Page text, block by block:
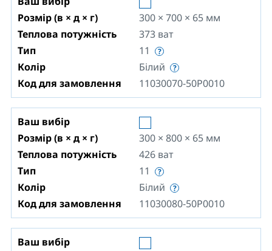
Розмір (в × д × г)
300 × 700 × 65 мм
Теплова потужність
373 ват
Тип
11
Колір
Білий
Код для замовлення
11030070-50P0010
Ваш вибір
Розмір (в × д × г)
300 × 800 × 65 мм
Теплова потужність
426 ват
Тип
11
Колір
Білий
Код для замовлення
11030080-50P0010
Ваш вибір